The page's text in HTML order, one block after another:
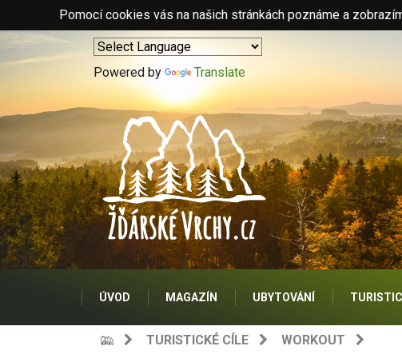
Pomocí cookies vás na našich stránkách poznáme a
Powered by Translate
ÚVOD MAGAZÍN UBYTOVÁNÍ
TURISTICKÉ CÍLE WORKOUT